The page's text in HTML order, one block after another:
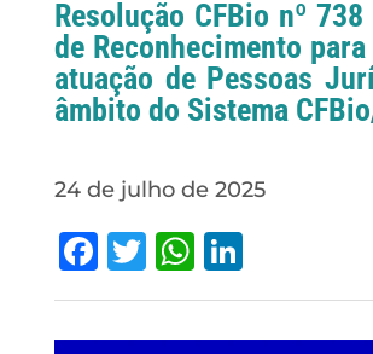
Resolução CFBio nº
de Reconhecimento
atuação de Pessoas
âmbito do Sistema
24 de julho de 2025
Facebook
Twitter
WhatsApp
LinkedIn